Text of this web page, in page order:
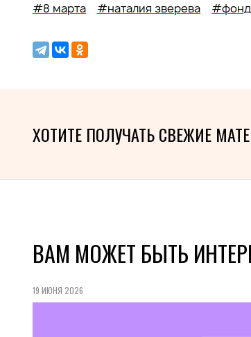
#8 марта #наталия зверева
ХОТИТЕ ПОЛУЧАТЬ СВЕЖИЕ
ВАМ МОЖЕТ БЫТЬ
19 ИЮНЯ 2026